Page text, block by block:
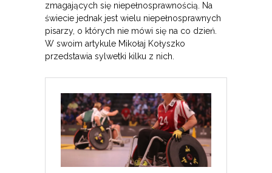
zmagających się niepełnosprawnością. Na
świecie jednak jest wielu niepełnosprawnych
pisarzy, o których nie mówi się na co dzień.
W swoim artykule Mikołaj Kołyszko
przedstawia sylwetki kilku z nich.